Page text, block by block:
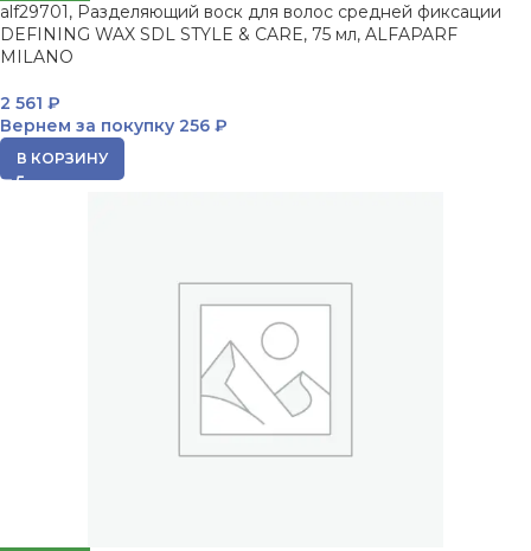
alf29701, Разделяющий воск для волос средней фиксации
DEFINING WAX SDL STYLE & CARE, 75 мл, ALFAPARF
MILANO
2 561 ₽
Вернем за покупку 256 ₽
В КОРЗИНУ